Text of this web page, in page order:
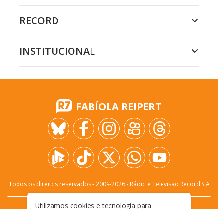
RECORD
INSTITUCIONAL
FABÍOLA REIPERT
Todos os direitos reservados - 2009-2026- Rádio e Televisão Record S.A
Utilizamos cookies e tecnologia para